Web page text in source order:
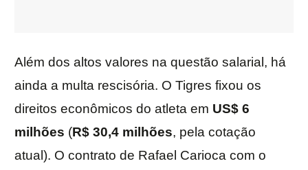
Além dos altos valores na questão salarial, há
ainda a multa rescisória. O Tigres fixou os
direitos econômicos do atleta em US$ 6
milhões (R$ 30,4 milhões, pela cotação
atual). O contrato de Rafael Carioca com o